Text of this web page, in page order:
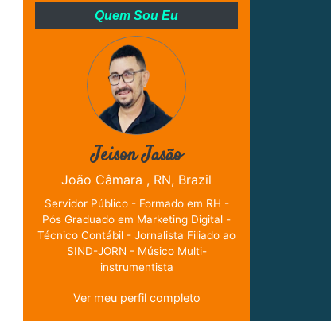
Quem Sou Eu
Jeison Jasão
João Câmara , RN, Brazil
Servidor Público - Formado em RH -
Pós Graduado em Marketing Digital -
Técnico Contábil - Jornalista Filiado ao
SIND-JORN - Músico Multi-
instrumentista
Ver meu perfil completo